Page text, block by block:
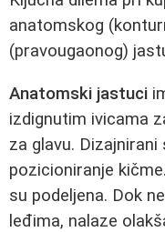
anatomskog
(pravougaonog)
Anatomski jastuci
izdignutim ivicama
za glavu.
pozicioniranje
su podeljena. Dok
leđima, nalaze